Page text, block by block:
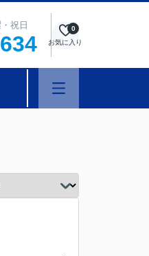
・祝日
お気に入り
0